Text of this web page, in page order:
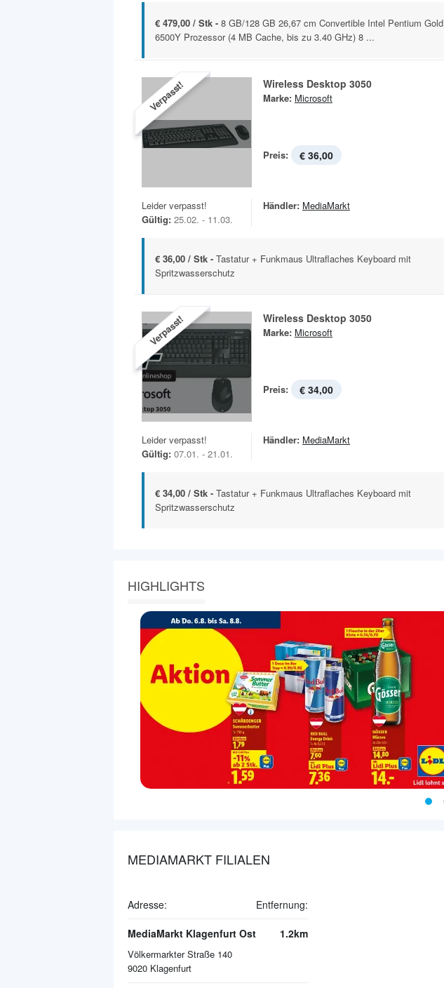
€ 479,00 / Stk - 8 GB/128 GB 26,67 cm Convertible Intel Pentium Gold
6500Y Prozessor (4 MB Cache, bis zu 3.40 GHz) 8 ...
Verpasst! Wireless Desktop 3050
Marke: Microsoft
Preis: € 36,00
Leider verpasst!
Gültig: 25.02. - 11.03.
Händler: MediaMarkt
€ 36,00 / Stk - Tastatur + Funkmaus Ultraflaches Keyboard mit
Spritzwasserschutz
Verpasst! Wireless Desktop 3050
Marke: Microsoft
Preis: € 34,00
Leider verpasst!
Gültig: 07.01. - 21.01.
Händler: MediaMarkt
€ 34,00 / Stk - Tastatur + Funkmaus Ultraflaches Keyboard mit
Spritzwasserschutz
HIGHLIGHTS
MEDIAMARKT FILIALEN
Adresse: Entfernung:
MediaMarkt Klagenfurt Ost
Völkermarkter Straße 140
9020 Klagenfurt
1.2km